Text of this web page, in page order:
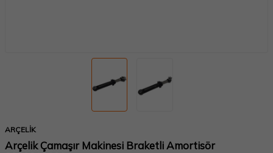
ARÇELİK
Arçelik Çamaşır Makinesi Braketli Amortisör